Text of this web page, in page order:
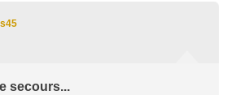
secours...